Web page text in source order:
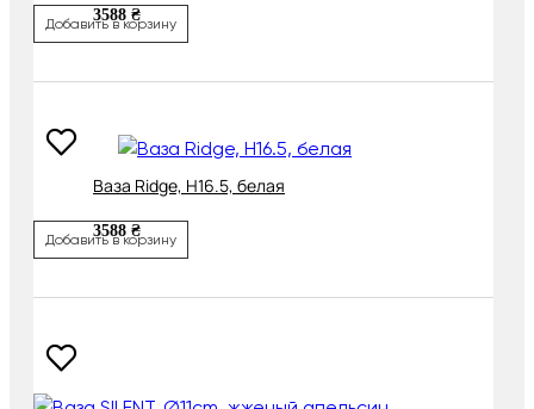
3588 ₴
Добавить в корзину
Ваза Ridge, H16.5, белая
3588 ₴
Добавить в корзину